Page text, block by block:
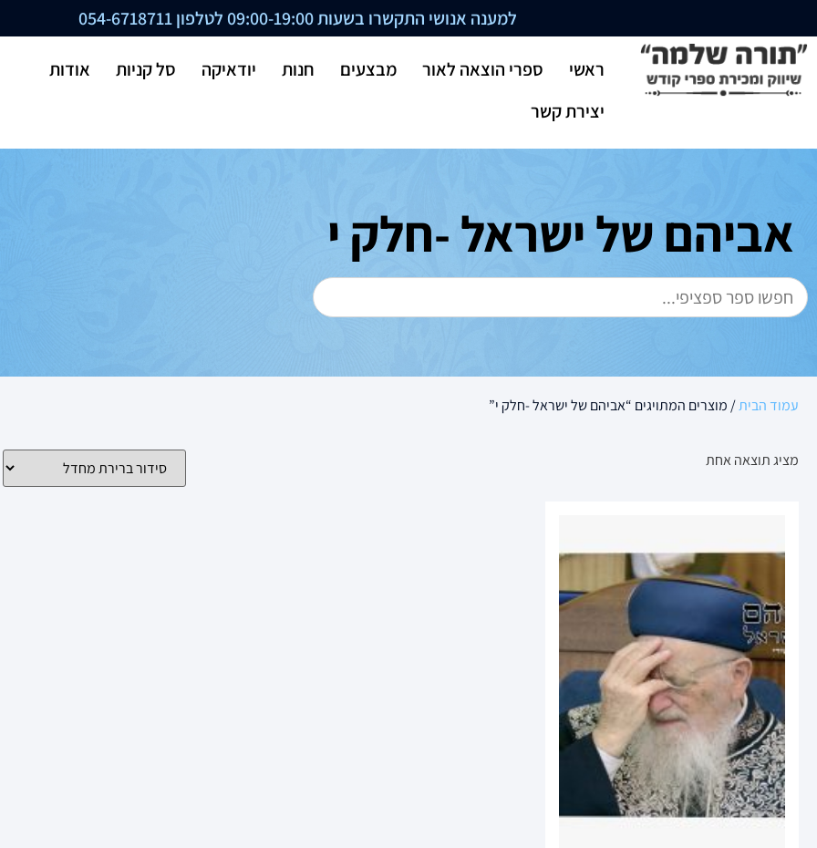
למענה אנושי התקשרו בשעות 09:00-19:00 לטלפון 054-6718711
ראשי ספרי הוצאה לאור מבצעים חנות יודאיקה סל קניות
אודות
יצירת קשר
אביהם של ישראל -חלק י
עמוד הבית/ מוצרים המתויגים “אביהם של ישראל -חלק י”
מציג תוצאה אחת